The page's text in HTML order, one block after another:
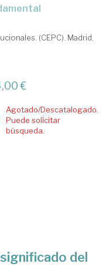
(CEPC). Madrid,
€
Agotado/Descatalogado.
Puede solicitar
búsqueda.
del